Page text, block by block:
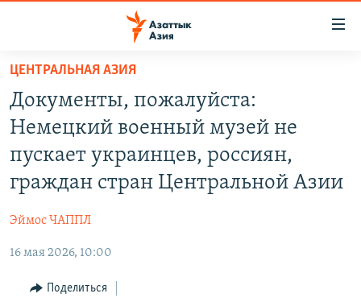
Вернуться
основному
содержанию
главной
Вернутся
КАЗАХСТАН
НОВОСТИ
ЎЗБЕКЧА
ТОҶИКӢ
ПОДПИШИТЕСЬ НА НАС В СОЦСЕТЯХ
Все сайты РСЕ/РС
ЦЕНТРАЛЬНАЯ АЗИЯ
Документы, пожалуйста:
Немецкий военный музей не
пускает украинцев, россиян,
граждан стран Центральной Азии
Эймос ЧАППЛ
16 мая 2026, 10:00
Поделиться